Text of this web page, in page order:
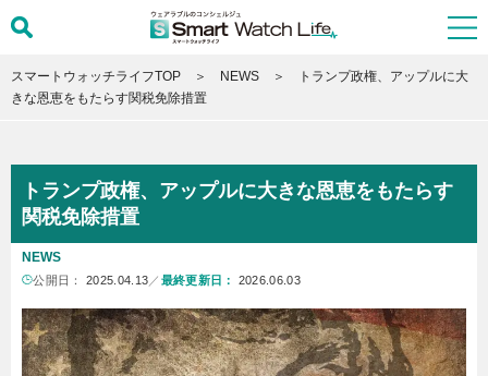
スマートウォッチライフTOP NEWS
トランプ政権、アップルに大
きな恩恵をもたらす関税免除措置
トランプ政権、アップルに大きな恩恵をもたらす
関税免除措置
NEWS
公開日： 2025.04.13 ／ 最終更新日： 2026.06.03